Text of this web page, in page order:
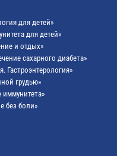
для детей»
для детей»
и отдых»
сахарного диабета»
Гастроэнтерология»
грудью»
иммунитета»
без боли»